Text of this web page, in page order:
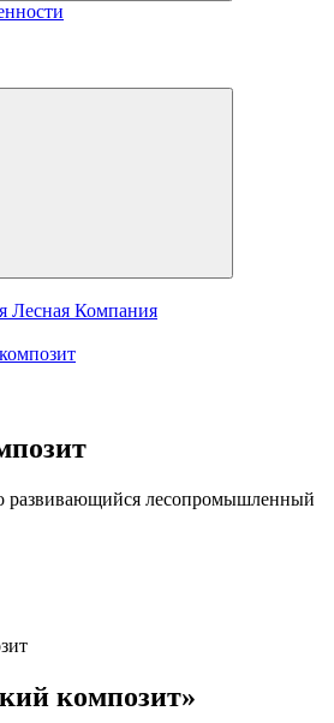
Лесная Компания
лесопромышленный
композит»